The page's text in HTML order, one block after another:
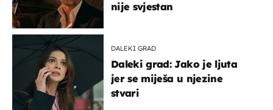
nije svjestan
DALEKI GRAD
Daleki grad: Jako je ljuta
jer se miješa u njezine
stvari